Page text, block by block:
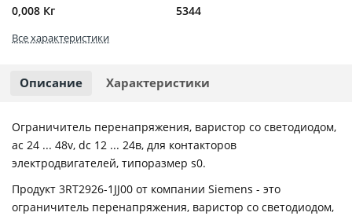
0,008 Кг 5344
Все характеристики
Описание Характеристики
Ограничитель перенапряжения, варистор со светодиодом,
ac 24 ... 48v, dc 12 ... 24в, для контакторов
электродвигателей, типоразмер s0.
Продукт 3RT2926-1JJ00 от компании Siemens - это
ограничитель перенапряжения, варистор со светодиодом,